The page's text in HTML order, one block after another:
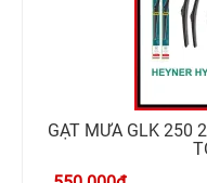
GẠT MƯA GLK 250